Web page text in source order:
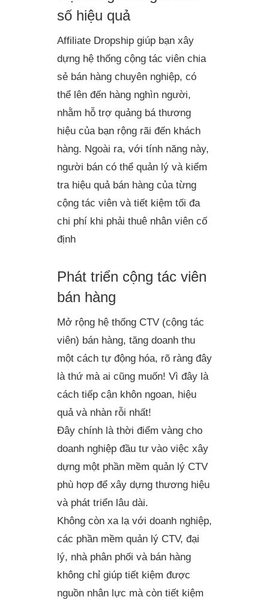
số hiệu quả
Affiliate Dropship giúp bạn xây
dựng hệ thống cộng tác viên chia
sẻ bán hàng chuyên nghiệp, có
thể lên đến hàng nghìn người,
nhằm hỗ trợ quảng bá thương
hiệu của bạn rộng rãi đến khách
hàng. Ngoài ra, với tính năng này,
người bán có thể quản lý và kiểm
tra hiệu quả bán hàng của từng
cộng tác viên và tiết kiệm tối đa
chi phí khi phải thuê nhân viên cố
định
Phát triển cộng tác viên
bán hàng
Mở rộng hệ thống CTV (cộng tác
viên) bán hàng, tăng doanh thu
một cách tự động hóa, rõ ràng đây
là thứ mà ai cũng muốn! Vì đây là
cách tiếp cận khôn ngoan, hiệu
quả và nhàn rỗi nhất!
Đây chính là thời điểm vàng cho
doanh nghiệp đầu tư vào việc xây
dựng một phần mềm quản lý CTV
phù hợp để xây dựng thương hiệu
và phát triển lâu dài.
Không còn xa lạ với doanh nghiệp,
các phần mềm quản lý CTV, đại
lý, nhà phân phối và bán hàng
không chỉ giúp tiết kiệm được
nguồn nhân lực mà còn tiết kiệm